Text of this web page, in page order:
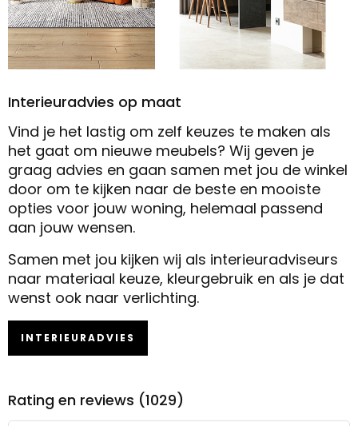
Interieuradvies op maat
Vind je het lastig om zelf keuzes te maken als
het gaat om nieuwe meubels? Wij geven je
graag advies en gaan samen met jou de winkel
door om te kijken naar de beste en mooiste
opties voor jouw woning, helemaal passend
aan jouw wensen.
Samen met jou kijken wij als interieuradviseurs
naar materiaal keuze, kleurgebruik en als je dat
wenst ook naar verlichting.
INTERIEURADVIES
Rating en reviews (1029)